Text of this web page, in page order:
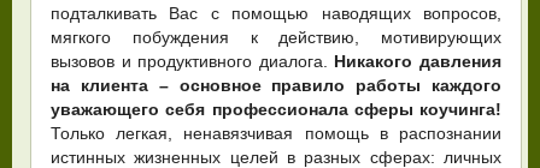
подталкивать Вас с помощью наводящих вопросов,
мягкого побуждения к действию, мотивирующих
вызовов и продуктивного диалога. Никакого давления
на клиента – основное правило работы каждого
уважающего себя профессионала сферы коучинга!
Только легкая, ненавязчивая помощь в распознании
истинных жизненных целей в разных сферах: личных